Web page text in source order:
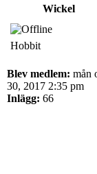
Wickel
Hobbit
Blev medlem: mån
30, 2017 2:35 pm
Inlägg: 66